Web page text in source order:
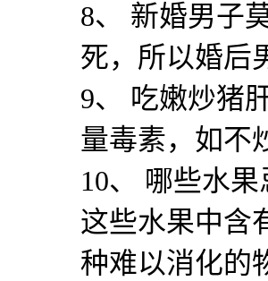
8、 新婚男子
死，所以婚后
9、 吃嫩炒猪
量毒素，如不
10、 哪些水
这些水果中含
种难以消化的